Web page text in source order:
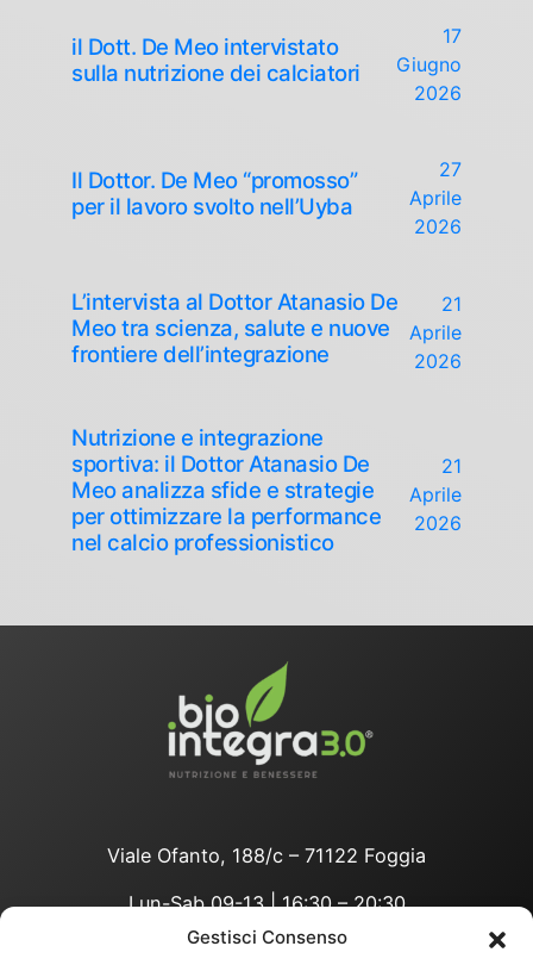
Gestisci Consenso
il Dott. De Meo intervistato
sulla nutrizione dei calciatori
17
Giugno
2026
Il Dottor. De Meo “promosso”
per il lavoro svolto nell’Uyba
27
Aprile
2026
L’intervista al Dottor Atanasio De
Meo tra scienza, salute e nuove
frontiere dell’integrazione
21
Aprile
2026
Nutrizione e integrazione
sportiva: il Dottor Atanasio De
Meo analizza sfide e strategie
per ottimizzare la performance
nel calcio professionistico
21
Aprile
2026
Viale Ofanto, 188/c – 71122 Foggia
Lun-Sab 09-13 | 16:30 – 20:30